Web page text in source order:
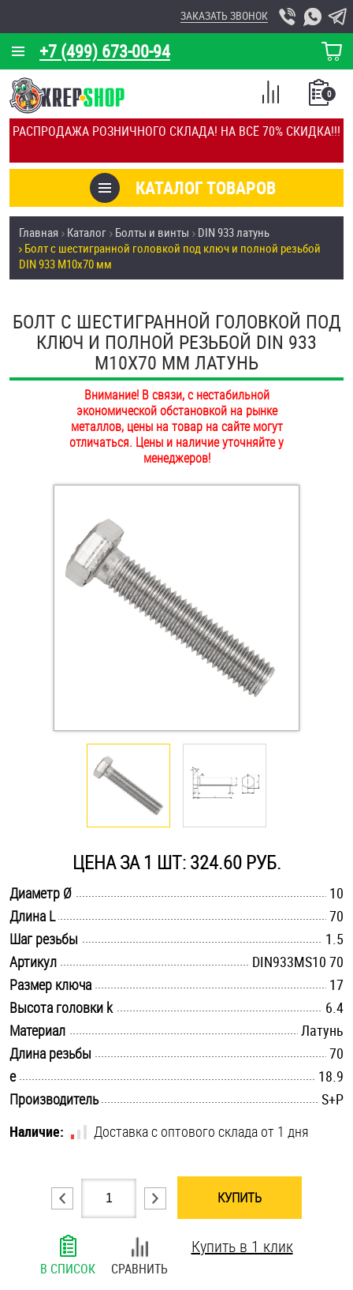
РАСПРОДАЖА РОЗНИЧНОГО СКЛАДА! НА ВСЁ 70% СКИДКА!!!
+7 (499) 673-00-94
ЗАКАЗАТЬ ЗВОНОК
КОРЗИНА
О КОМПАНИИ
КАЛЬКУЛЯТОР
ОТЗЫВЫ
УСЛУГИ
СКИДКИ
ПОКУПАТЕЛЯМ
ОПЛАТА И ДОСТАВКА
НАШИ МАГАЗИНЫ
КАТАЛОГ ТОВАРОВ
0
СПИСОК
СРАВНЕНИЕ
Товары со скидкой
Анкеры
Болты и винты
Втулки
Заклепки (Гайки-Заклепки)
Крюки, кольца с метрической резьбой
Крюки, кольца с шурупной резьбой
Оснастка и аксессуары для яхт
Саморезы и шурупы
Стопорные кольца
Такелаж
Хомуты
Шайбы
Шпильки
Шплинты
Штифты и пальцы
Главная Каталог Болты и винты
DIN 933 латунь
Болт с шестигранной головкой под ключ и полной резьбой
DIN 933 М10х70 мм
БОЛТ С ШЕСТИГРАННОЙ ГОЛОВКОЙ ПОД
КЛЮЧ И ПОЛНОЙ РЕЗЬБОЙ DIN 933
М10Х70 ММ ЛАТУНЬ
Внимание! В связи, с нестабильной
экономической обстановкой на рынке
металлов, цены на товар на сайте могут
отличаться. Цены и наличие уточняйте у
менеджеров!
ЦЕНА ЗА 1 ШТ: 324.60 РУБ.
Диаметр Ø
10
Длина L
70
Шаг резьбы
1.5
Артикул
DIN933MS10 70
Размер ключа
17
Высота головки k
6.4
Материал
Латунь
Длина резьбы
70
e
18.9
Производитель
S+P
Наличие:
Доставка с оптового склада от 1 дня
КУПИТЬ
В СПИСОК СРАВНИТЬ
Купить в 1 клик